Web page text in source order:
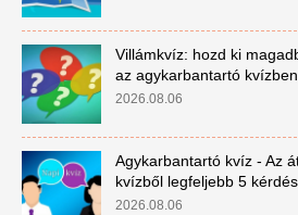
Villámkvíz: hozd ki
az agykarbantartó
2026.08.06
Agykarbantartó kvíz - Az
kvízből legfeljebb 5
2026.08.06